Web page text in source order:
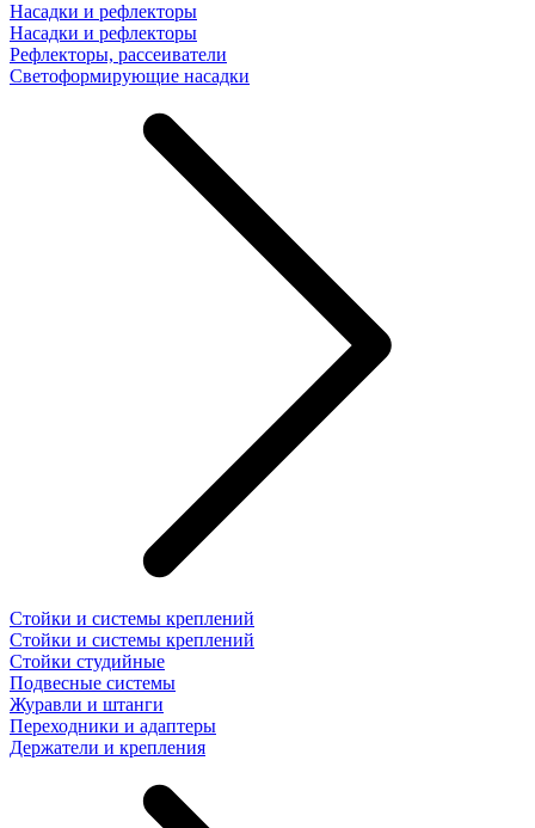
Насадки и рефлекторы
Насадки и рефлекторы
Рефлекторы, рассеиватели
Светоформирующие насадки
Стойки и системы креплений
Стойки и системы креплений
Стойки студийные
Подвесные системы
Журавли и штанги
Переходники и адаптеры
Держатели и крепления